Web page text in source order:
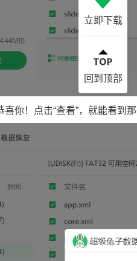
你！点击“查看”，就能看到
立即下载
回到顶部